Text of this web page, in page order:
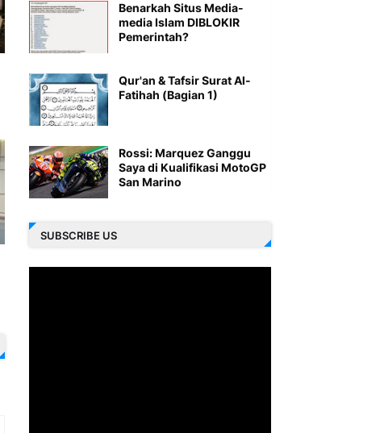
Benarkah Situs Media-
media Islam DIBLOKIR
Pemerintah?
Qur'an & Tafsir Surat Al-
Fatihah (Bagian 1)
Rossi: Marquez Ganggu
Saya di Kualifikasi MotoGP
San Marino
SUBSCRIBE US